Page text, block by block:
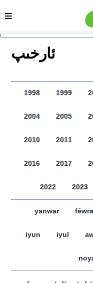
asasliq mezmungha
sehipe
ﺋﺎﺭﺧﯩﭗ
1998 1999
2004 2005
2010 2011
2016 2017
2022 2023
yanwar
iyun iyul